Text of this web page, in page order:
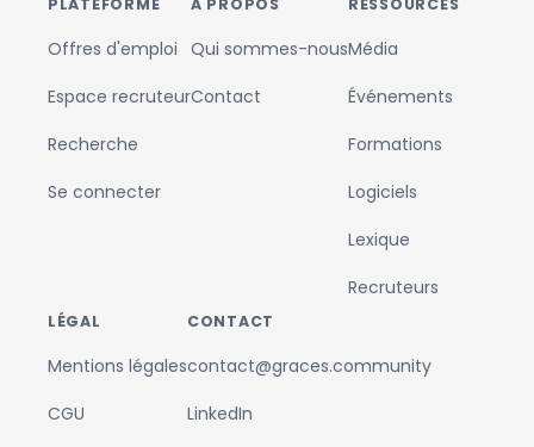
PLATEFORME
Offres d'emploi
Espace recruteur
Recherche
Se connecter
À PROPOS
Qui sommes-nous
Contact
RESSOURCES
Média
Événements
Formations
Logiciels
Lexique
Recruteurs
LÉGAL
Mentions légales
CGU
CONTACT
contact@graces.community
LinkedIn